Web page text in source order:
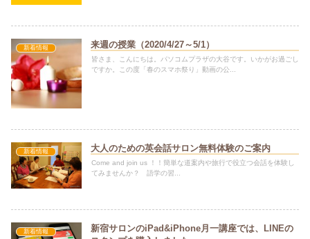
新着情報 来週の授業（2020/4/27～5/1）
皆さま、こんにちは。パソコムプラザの大谷です。いかがお過ごし
ですか。この度「春のスマホ祭り」動画の公...
新着情報 大人のための英会話サロン無料体験のご案内
Come and join us ！！簡単な道案内や旅行で役立つ会話を体験し
てみませんか？ 語学の習...
新着情報
新宿サロンのiPad&iPhone月一講座では、LINEの